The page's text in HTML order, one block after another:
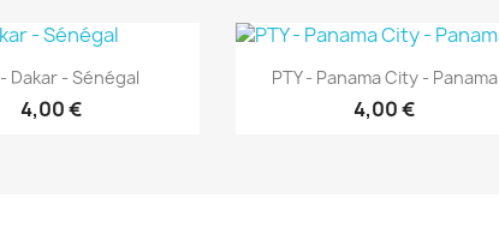
Aperçu rapide
Dakar - Sénégal
4,00 €
Aperçu rapide
PTY - Panama City - Panama
4,00 €